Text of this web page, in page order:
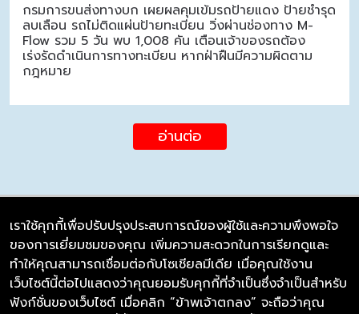
กรมการขนส่งทางบก เผยผลคุมเข้มรถป้ายแดง ป้ายชำรุด
ลบเลือน รถไม่ติดแผ่นป้ายทะเบียน วิ่งผ่านช่องทาง M-
Flow รวม 5 วัน พบ 1,008 คัน เตือนเจ้าของรถต้อง
เร่งรัดดำเนินการทางทะเบียน หากฝ่าฝืนมีความผิดตาม
กฎหมาย
อ่านต่อ
บริษัท ซิมลิงค์ จำกัด
98/226 Bangrakyai-Baanmai Road,
Bangyai, Nonthaburi 11140
เราใช้คุกกี้เพื่อปรับปรุงประสบการณ์ของผู้ใช้และความพึงพอใจ
ของการเยี่ยมชมของคุณ เพิ่มความสะดวกในการเรียกดูและ
ทำให้คุณสามารถเชื่อมต่อกับโซเชียลมีเดีย เมื่อคุณใช้งาน
เว็บไซต์นี้ต่อไปแสดงว่าคุณยอมรับคุกกี้ที่จำเป็นซึ่งจำเป็นสำหรับ
ฟังก์ชั่นของเว็บไซต์ เมื่อคลิก “ข้าพเจ้าตกลง” จะถือว่าคุณ